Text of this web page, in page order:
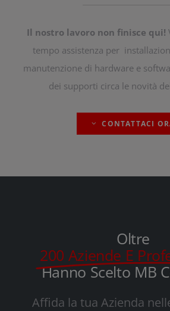
Il nostro lavoro non finisce qui!
tempo assistenza per
manutenzione di hardware e
dei supporti circa le novità
CONTATTACI
Oltre
200 Aziende E
Hanno Scelto MB
Affida la tua Azienda